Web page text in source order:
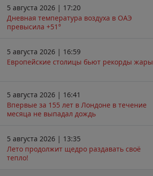
5 августа 2026 | 17:20
Дневная температура воздуха в ОАЭ
превысила +51°
5 августа 2026 | 16:59
Европейские столицы бьют рекорды жары
5 августа 2026 | 16:41
Впервые за 155 лет в Лондоне в течение
месяца не выпадал дождь
5 августа 2026 | 13:35
Лето продолжит щедро раздавать своё
тепло!